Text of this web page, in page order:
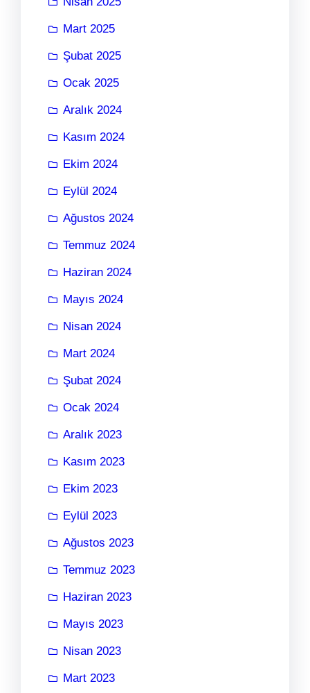
Mart 2025
Şubat 2025
Ocak 2025
Aralık 2024
Kasım 2024
Ekim 2024
Eylül 2024
Ağustos 2024
Temmuz 2024
Haziran 2024
Mayıs 2024
Nisan 2024
Mart 2024
Şubat 2024
Ocak 2024
Aralık 2023
Kasım 2023
Ekim 2023
Eylül 2023
Ağustos 2023
Temmuz 2023
Haziran 2023
Mayıs 2023
Nisan 2023
Mart 2023